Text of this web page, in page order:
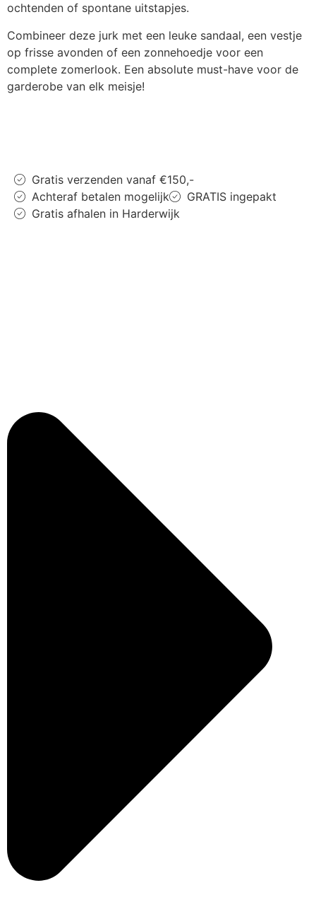
ochtenden of spontane uitstapjes.
Combineer deze jurk met een leuke sandaal, een vestje
op frisse avonden of een zonnehoedje voor een
complete zomerlook. Een absolute must-have voor de
garderobe van elk meisje!
Gratis verzenden vanaf €150,-
Achteraf betalen mogelijk
GRATIS ingepakt
Gratis afhalen in Harderwijk